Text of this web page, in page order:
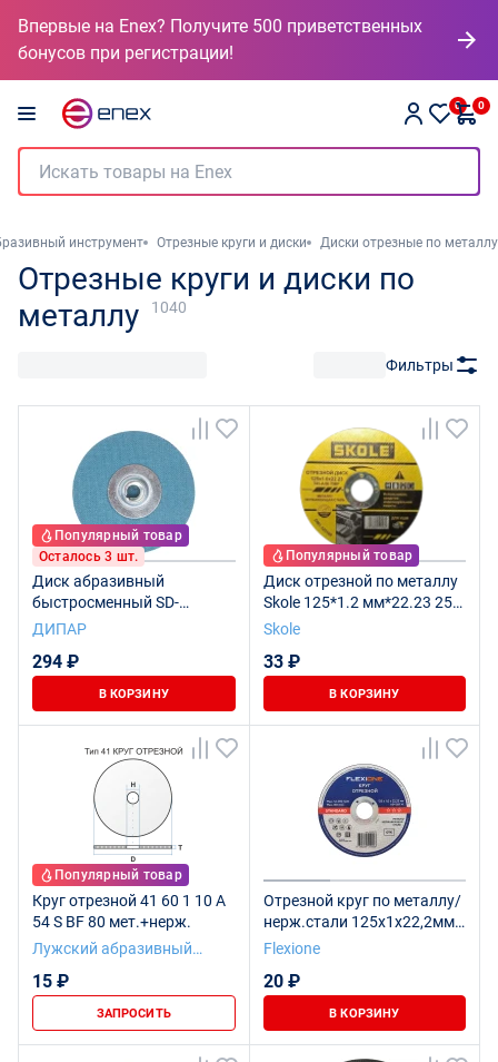
Впервые на Enex? Получите 500 приветственных
бонусов при регистрации!
0 0
инструмент Отрезные круги и диски Диски отрезные по металлу
Отрезные круги и диски по
металлу
1040
Фильтры
Популярный товар
Осталось 3 шт.
Диск абразивный
быстросменный SD-
50CO60
ДИПАР
294 ₽
В КОРЗИНУ
Популярный товар
Диск отрезной по металлу
Skole 125*1.2 мм*22.23 25
шт/уп DM1-125120
Skole
33 ₽
В КОРЗИНУ
Популярный товар
Круг отрезной 41 60 1 10 A
54 S BF 80 мет.+нерж.
Лужский абразивный
15 ₽
ЗАПРОСИТЬ
Отрезной круг по металлу/
нерж.стали 125х1х22,2мм
тип 41 Flexione Standard
Flexione
20 ₽
В КОРЗИНУ